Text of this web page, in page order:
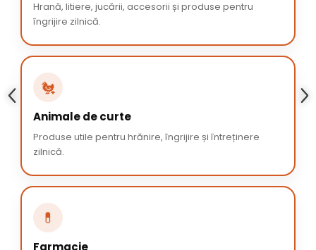
Hrană, litiere, jucării, accesorii și produse pentru
îngrijire zilnică.
🐔
Animale de curte
Produse utile pentru hrănire, îngrijire și întreținere
zilnică.
💊
Farmacie